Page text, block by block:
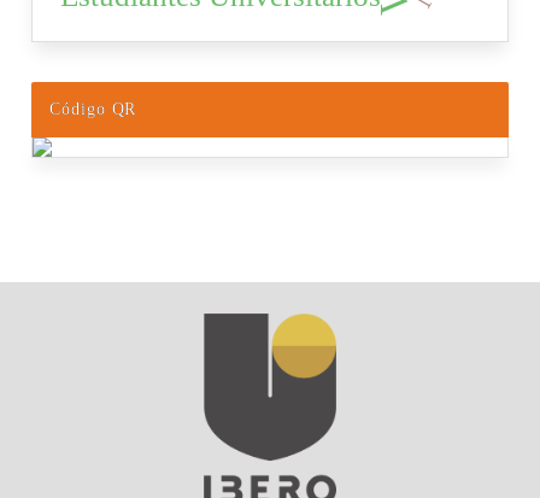
Código QR